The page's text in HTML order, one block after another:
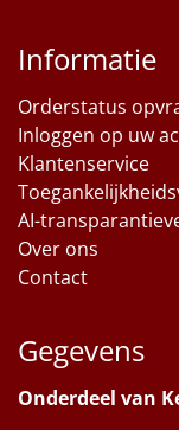
Informatie
Orderstatus
Inloggen op uw
Klantenservice
AI-
Over ons
Contact
Gegevens
Onderdeel van